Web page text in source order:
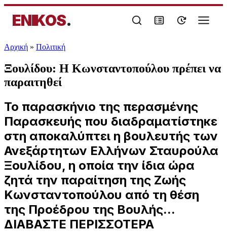
ENIKOS.
Αρχική » Πολιτική
Ξουλίδου: Η Κωνσταντοπούλου πρέπει να
παραιτηθεί
Το παρασκήνιο της περασμένης
Παρασκευής που διαδραματίστηκε
στη αποκαλύπτει η βουλευτής των
Ανεξάρτητων Ελλήνων Σταυρούλα
Ξουλίδου, η οποία την ίδια ώρα
ζητά την παραίτηση της Ζωής
Κωνσταντοπούλου από τη θέση
της Προέδρου της Βουλής...
ΔΙΑΒΑΣΤΕ ΠΕΡΙΣΣΟΤΕΡΑ